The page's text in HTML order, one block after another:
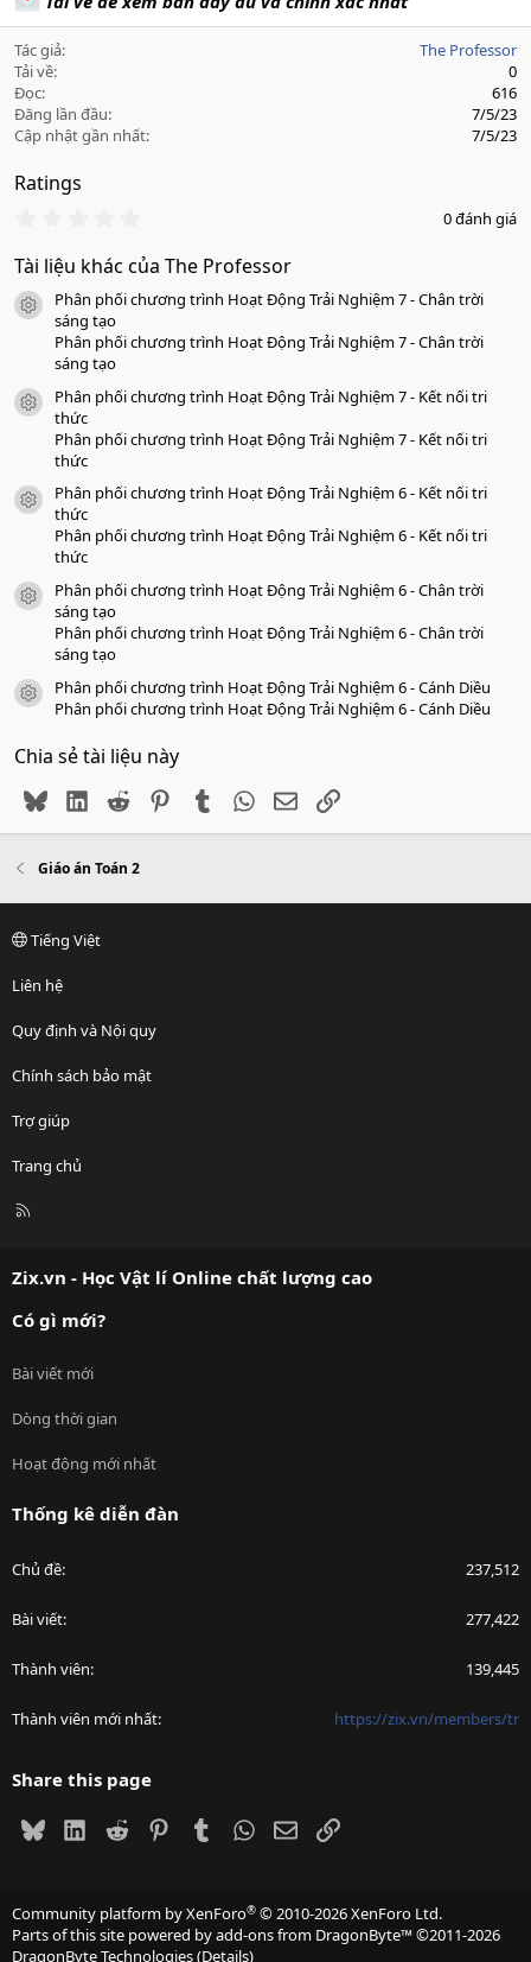
Tác giả
The Professor
Tải về
0
Đọc
616
Đăng lần đầu
7/5/23
Cập nhật gần nhất
7/5/23
Ratings
0
0
a
0 đánh giá
Tài liệu khác của The Professor
icon tài liệu
Phân phối chương trình Hoạt Động Trải Nghiệm 7 - Chân trời
sáng tạo
Phân phối chương trình Hoạt Động Trải Nghiệm 7 - Chân trời
sáng tạo
icon tài liệu
Phân phối chương trình Hoạt Động Trải Nghiệm 7 - Kết nối tri
thức
Phân phối chương trình Hoạt Động Trải Nghiệm 7 - Kết nối tri
thức
icon tài liệu
Phân phối chương trình Hoạt Động Trải Nghiệm 6 - Kết nối tri
thức
Phân phối chương trình Hoạt Động Trải Nghiệm 6 - Kết nối tri
thức
icon tài liệu
Phân phối chương trình Hoạt Động Trải Nghiệm 6 - Chân trời
sáng tạo
Phân phối chương trình Hoạt Động Trải Nghiệm 6 - Chân trời
sáng tạo
icon tài liệu
Phân phối chương trình Hoạt Động Trải Nghiệm 6 - Cánh Diều
Phân phối chương trình Hoạt Động Trải Nghiệm 6 - Cánh Diều
Chia sẻ tài liệu này
BlueskyLinkedIn
Reddit PinterestTumblr WhatsApp
EmailLink
Giáo án Toán 2
Tiếng Việt
Liên hệ
Quy định và Nội quy
Chính sách bảo mật
Trợ giúp
Trang chủ
R
Zix.vn - Học Vật lí Online chất lượng cao
Có gì mới?
Bài viết mới
Dòng thời gian
Hoạt động mới nhất
Thống kê diễn đàn
Chủ đề 237,512
Bài viết 277,422
Thành viên 139,445
Thành viên mới nhất https://zix.vn/members/tr
Share this page
BlueskyLinkedIn
Reddit PinterestTumblrWhatsApp
EmailLink
Community platform by XenForo® © 2010-2026 XenForo Ltd.
Parts of this site powered byadd-ons from DragonByte™©2011-2026
DragonByte Technologies(Details)